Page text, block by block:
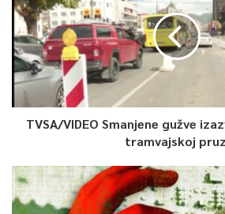
0
Article Rating
TVSA/VIDEO Smanjene gužve
tramvajskoj